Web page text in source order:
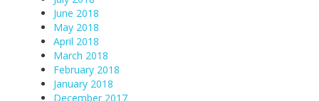
June 2018
May 2018
April 2018
March 2018
February 2018
January 2018
December 2017